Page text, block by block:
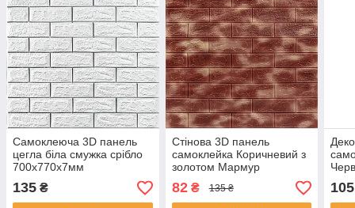
Самоклеюча 3D панель
цегла біла смужка срібло
700х770х7мм
135 ₴
Стінова 3D панель
самоклейка Коричневий з
золотом Мармур
700х770х5мм (361)
82₴ 135 ₴ 105